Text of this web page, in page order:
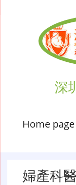
深
Home page
婦產科